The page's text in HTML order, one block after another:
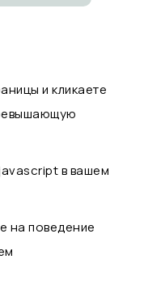
и кликаете
в вашем
на поведение